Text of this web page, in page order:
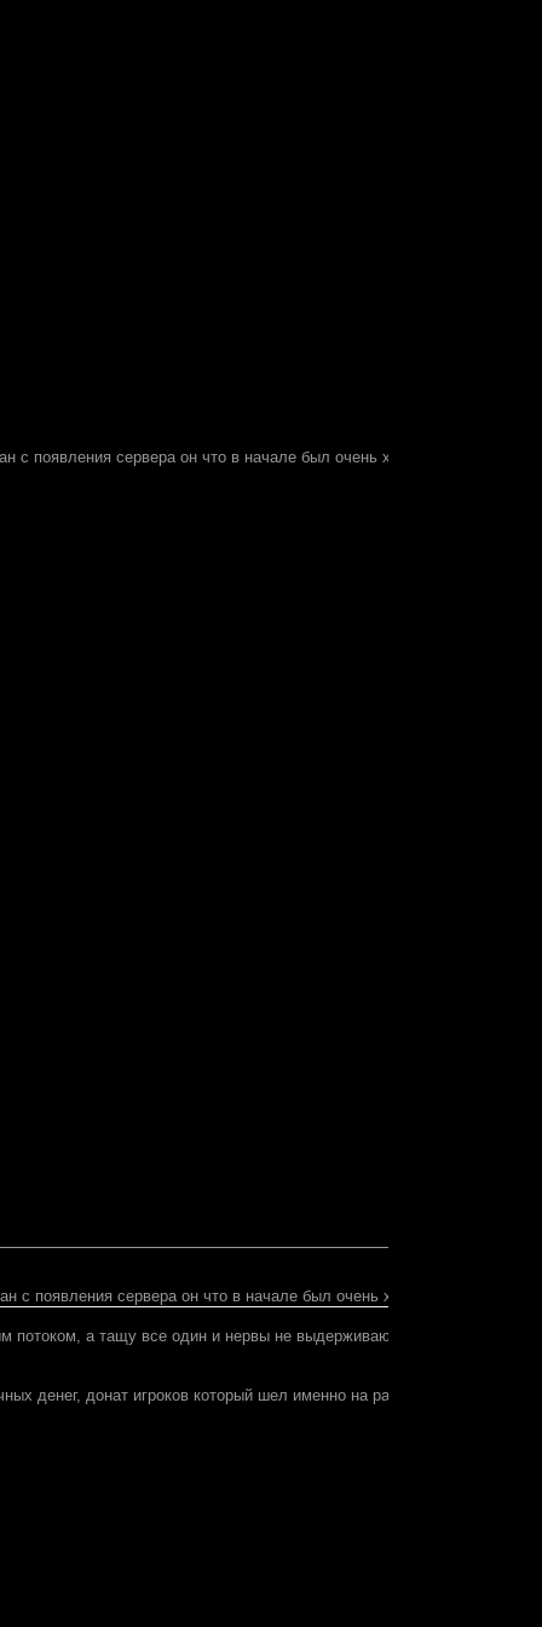
с появления сервера он что в начале был очень хорош, так сейчас
с появления сервера он что в начале был очень хорош, так сейчас
потоком, а тащу все один и нервы не выдерживают
денег, донат игроков который шел именно на развите сервера, а